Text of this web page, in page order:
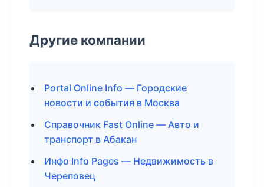
Другие компании
Portal Online Info — Городские
новости и события в Москва
Справочник Fast Online — Авто и
транспорт в Абакан
Инфо Info Pages — Недвижимость в
Череповец